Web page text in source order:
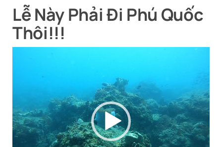
Chúng Tôi
Tin Tức
Lễ Này Phải Đi Phú Quốc
Thôi!!!